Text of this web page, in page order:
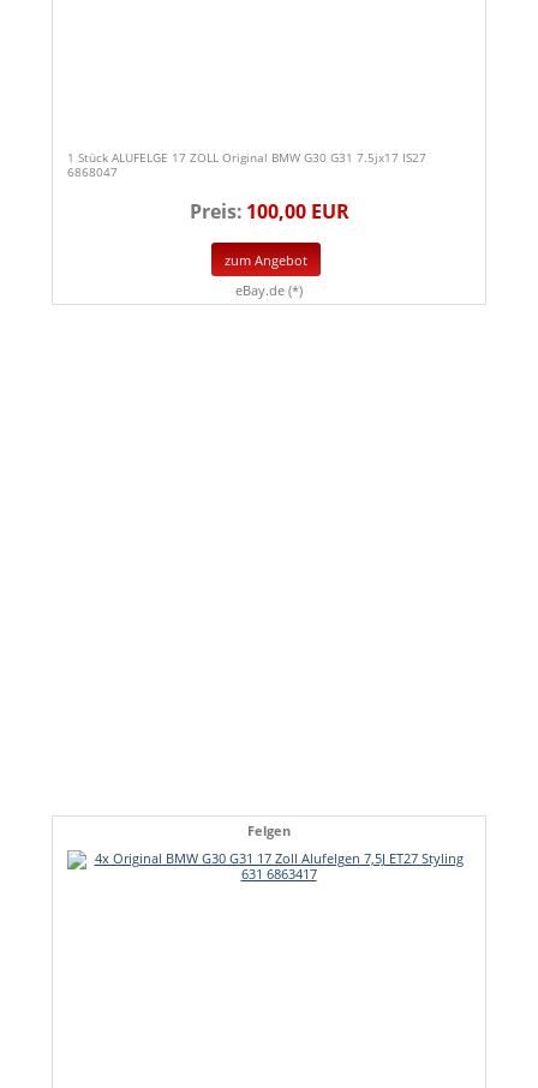
1 Stück ALUFELGE 17 ZOLL Original BMW G30 G31 7.5jx17 IS27
6868047
Preis: 100,00 EUR
zum Angebot
eBay.de (*)
Felgen